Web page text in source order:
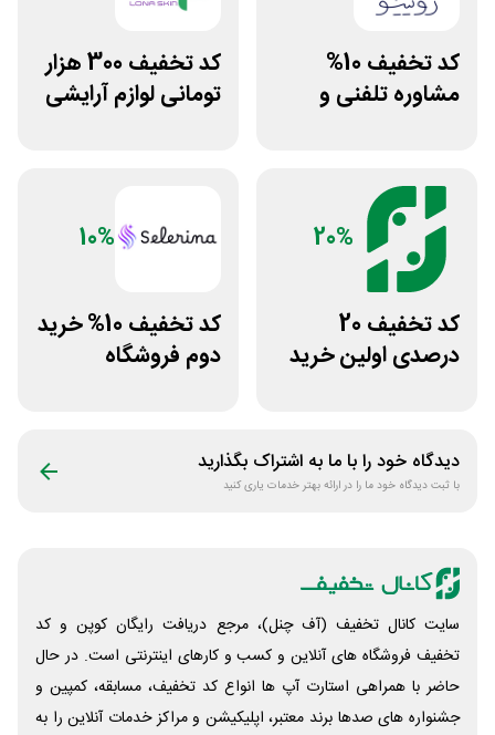
کد تخفیف 10%
مشاوره تلفنی و
کد تخفیف 300 هزار
تومانی لوازم آرایشی
20%
کد تخفیف 20
درصدی اولین خرید
10%
کد تخفیف 10% خرید
دوم فروشگاه
دیدگاه خود را با ما به اشتراک بگذارید
با ثبت دیدگاه خود ما را در ارائه بهتر خدمات یاری کنید
سایت کانال تخفیف (آف چنل)، مرجع دریافت رایگان کوپن و کد
تخفیف فروشگاه های آنلاین و کسب و‌ کارهای اینترنتی است. در حال
حاضر با همراهی استارت آپ ها انواع کد تخفیف، مسابقه، کمپین و
جشنواره های صدها برند معتبر، اپلیکیشن و مراکز خدمات آنلاین را به